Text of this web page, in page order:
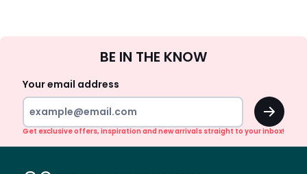
Up
BE IN THE KNOW
Your email address
OK
Get exclusive offers, inspiration and new arrivals straight to your inbox!